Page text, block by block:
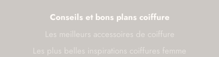
Conseils et bons plans coiffure
Les meilleurs accessoires de coiffure
Les plus belles inspirations coiffures femme